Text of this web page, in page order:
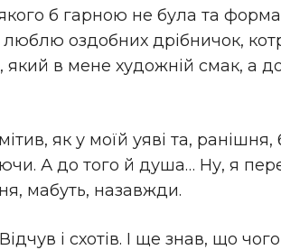
б гарною не була та
оздобних дрібничок,
в мене художній смак, а до
як у моїй уяві та, ранішня,
А до того й душа… Ну, я
мабуть, назавжди.
і схотів. І ще знав, що